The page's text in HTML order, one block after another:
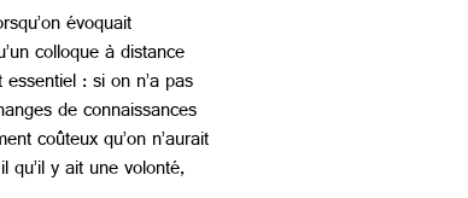
évoquait
colloque à distance
: si on n’a pas
de connaissances
coûteux qu’on n’aurait
qu’il y ait une volonté,